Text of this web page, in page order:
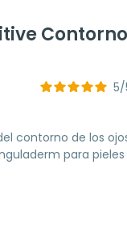
5/
contorno de los
para pieles